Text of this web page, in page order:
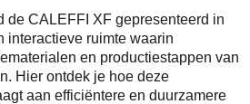
de CALEFFI XF gepresenteerd in
interactieve ruimte waarin
en productiestappen van
Hier ontdek je hoe deze
aan efficiëntere en duurzamere